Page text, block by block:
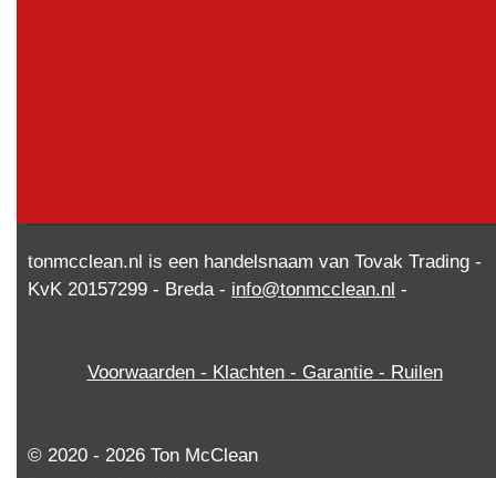
tonmcclean.nl is een handelsnaam van Tovak Trading -
KvK 20157299 - Breda - info@tonmcclean.nl -
Voorwaarden - Klachten - Garantie - Ruilen
© 2020 - 2026 Ton McClean